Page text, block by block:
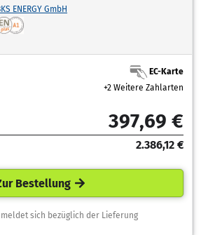
ENERGY GmbH
EC-Karte
+2 Weitere Zahlarten
397,69 €
2.386,12 €
Bestellung
sich bezüglich der Lieferung